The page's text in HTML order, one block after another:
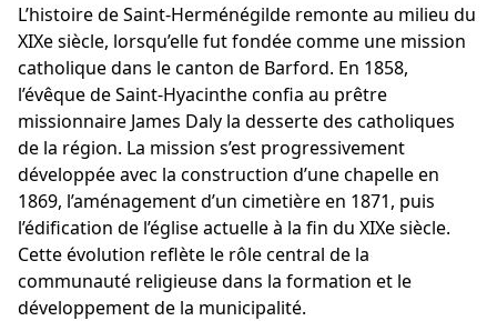
L’histoire de Saint-Herménégilde remonte au milieu du
XIXe siècle, lorsqu’elle fut fondée comme une mission
catholique dans le canton de Barford. En 1858,
l’évêque de Saint-Hyacinthe confia au prêtre
missionnaire James Daly la desserte des catholiques
de la région. La mission s’est progressivement
développée avec la construction d’une chapelle en
1869, l’aménagement d’un cimetière en 1871, puis
l’édification de l’église actuelle à la fin du XIXe siècle.
Cette évolution reflète le rôle central de la
communauté religieuse dans la formation et le
développement de la municipalité.